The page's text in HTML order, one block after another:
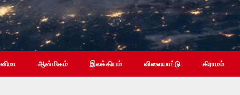
ஆன்மிகம் இலக்கியம் விளையாட்டு கிராமம்